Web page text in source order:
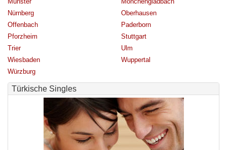
Nürnberg
Oberhausen
Offenbach
Paderborn
Pforzheim
Stuttgart
Trier
Ulm
Wiesbaden
Wuppertal
Würzburg
Türkische Singles